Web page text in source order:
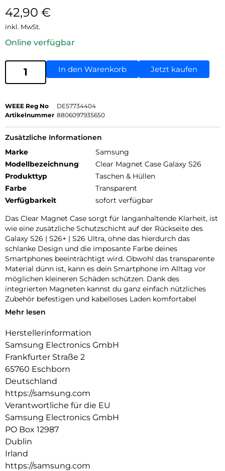
42,90 €
inkl. MwSt.
Online verfügbar
In den Warenkorb Jetzt kaufen
WEEE Reg No
DE57734404
Artikelnummer 8806097935650
Zusätzliche Informationen
Marke
Samsung
Modellbezeichnung
Clear Magnet Case Galaxy S26
Produkttyp
Taschen & Hüllen
Farbe
Transparent
Verfügbarkeit
sofort verfügbar
Das Clear Magnet Case sorgt für langanhaltende Klarheit, ist
wie eine zusätzliche Schutzschicht auf der Rückseite des
Galaxy S26 | S26+ | S26 Ultra, ohne das hierdurch das
schlanke Design und die imposante Farbe deines
Smartphones beeinträchtigt wird. Obwohl das transparente
Material dünn ist, kann es dein Smartphone im Alltag vor
möglichen kleineren Schäden schützen. Dank des
integrierten Magneten kannst du ganz einfach nützliches
Zubehör befestigen und kabelloses Laden komfortabel
nutzen.
Mehr lesen
Herstellerinformation
Samsung Electronics GmbH
Frankfurter Straße 2
65760 Eschborn
Deutschland
https://samsung.com
Verantwortliche für die EU
Samsung Electronics GmbH
PO Box 12987
Dublin
Irland
https://samsung.com